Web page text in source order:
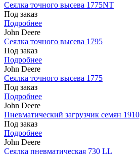
Сеялка точного высева 1775NT
Под заказ
Подробнее
John Deere
Сеялка точного высева 1795
Под заказ
Подробнее
John Deere
Сеялка точного высева 1775
Под заказ
Подробнее
John Deere
Пневматический загрузчик семян 1910
Под заказ
Подробнее
John Deere
Сеялка пневматическая 730 LL